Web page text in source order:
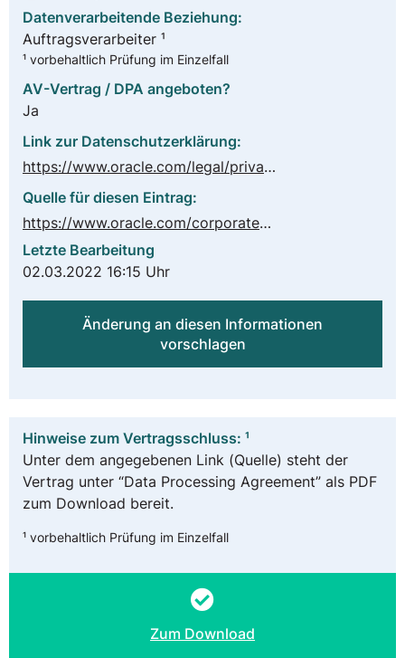
Datenverarbeitende Beziehung:
Auftragsverarbeiter ¹
¹ vorbehaltlich Prüfung im Einzelfall
AV-Vertrag / DPA angeboten?
Ja
Link zur Datenschutzerklärung:
https://www.oracle.com/legal/privacy/privacy-policy.html
Quelle für diesen Eintrag:
https://www.oracle.com/corporate/contracts/cloud-services/contracts.html#data-processing
Letzte Bearbeitung
02.03.2022 16:15 Uhr
Änderung an diesen Informationen
vorschlagen
Hinweise zum Vertragsschluss: ¹
Unter dem angegebenen Link (Quelle) steht der
Vertrag unter “Data Processing Agreement” als PDF
zum Download bereit.
¹ vorbehaltlich Prüfung im Einzelfall
Zum Download